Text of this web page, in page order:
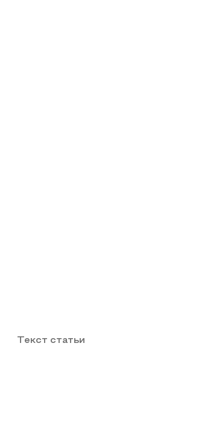
Текст статьи